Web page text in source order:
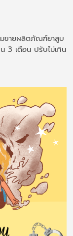
ขายผลิตภัณฑ์ยาสูบ
3 เดือน ปรับไม่เกิน